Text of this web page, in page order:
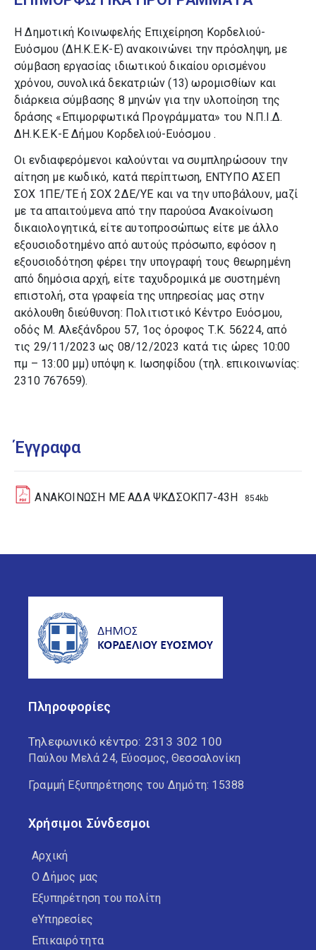
Η Δημοτική Κοινωφελής Επιχείρηση Κορδελιού-
Ευόσμου (ΔΗ.Κ.Ε.Κ-Ε) ανακοινώνει την πρόσληψη, με
σύμβαση εργασίας ιδιωτικού δικαίου ορισμένου
χρόνου, συνολικά δεκατριών (13) ωρομισθίων και
διάρκεια σύμβασης 8 μηνών για την υλοποίηση της
δράσης «Επιμορφωτικά Προγράμματα» του Ν.Π.Ι.Δ.
ΔΗ.Κ.Ε.Κ-Ε Δήμου Κορδελιού-Ευόσμου .
Οι ενδιαφερόμενοι καλούνται να συμπληρώσουν την
αίτηση με κωδικό, κατά περίπτωση, ΕΝΤΥΠΟ ΑΣΕΠ
ΣΟΧ 1ΠΕ/ΤΕ ή ΣΟΧ 2ΔΕ/ΥΕ και να την υποβάλουν, μαζί
με τα απαιτούμενα από την παρούσα Ανακοίνωση
δικαιολογητικά, είτε αυτοπροσώπως είτε με άλλο
εξουσιοδοτημένο από αυτούς πρόσωπο, εφόσον η
εξουσιοδότηση φέρει την υπογραφή τους θεωρημένη
από δημόσια αρχή, είτε ταχυδρομικά με συστημένη
επιστολή, στα γραφεία της υπηρεσίας μας στην
ακόλουθη διεύθυνση: Πολιτιστικό Κέντρο Ευόσμου,
οδός Μ. Αλεξάνδρου 57, 1ος όροφος Τ.Κ. 56224, από
τις 29/11/2023 ως 08/12/2023 κατά τις ώρες 10:00
πμ – 13:00 μμ) υπόψη κ. Ιωσηφίδου (τηλ. επικοινωνίας:
2310 767659).
Έγγραφα
ΑΝΑΚΟΙΝΩΣΗ ΜΕ ΑΔΑ ΨΚΔΣΟΚΠ7-43Η 854kb
Πληροφορίες
Τηλεφωνικό κέντρο: 2313 302 100
Παύλου Μελά 24, Εύοσμος, Θεσσαλονίκη
Γραμμή Εξυπηρέτησης του Δημότη: 15388
Χρήσιμοι Σύνδεσμοι
Αρχική
Ο Δήμος μας
Εξυπηρέτηση του πολίτη
eΥπηρεσίες
Επικαιρότητα